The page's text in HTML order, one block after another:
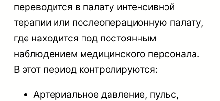
переводится в палату интенсивной
терапии или послеоперационную палату,
где находится под постоянным
наблюдением медицинского персонала.
В этот период контролируются:
Артериальное давление, пульс,